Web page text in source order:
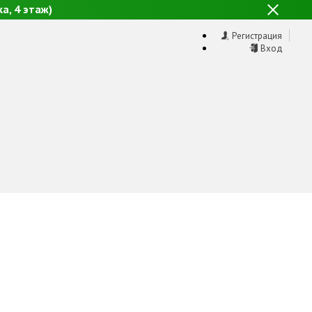
4 этаж)
Регистрация
Вход